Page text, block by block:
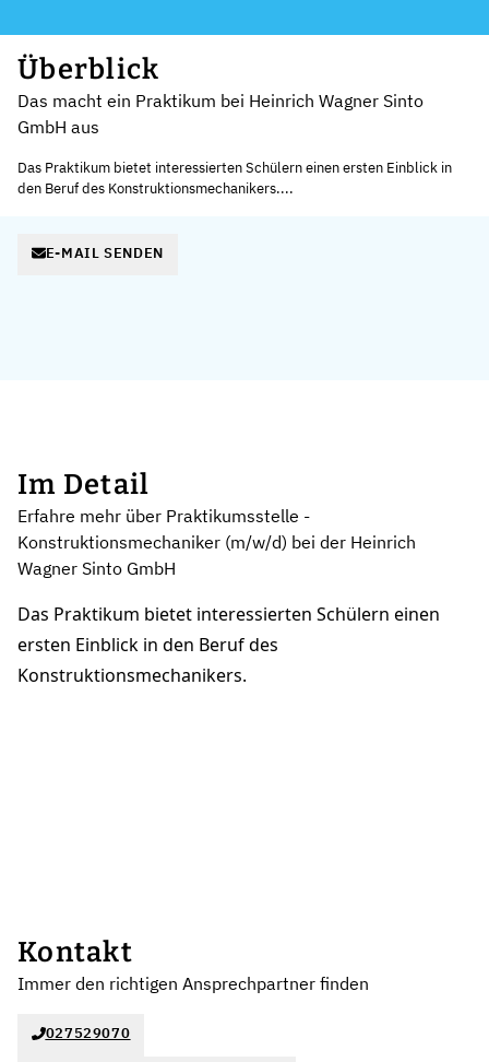
Überblick
Das macht ein Praktikum bei Heinrich Wagner Sinto
GmbH aus
Das Praktikum bietet interessierten Schülern einen ersten Einblick in
den Beruf des Konstruktionsmechanikers....
E-MAIL SENDEN
Im Detail
Erfahre mehr über Praktikumsstelle -
Konstruktionsmechaniker (m/w/d) bei der Heinrich
Wagner Sinto GmbH
Das Praktikum bietet interessierten Schülern einen
ersten Einblick in den Beruf des
Konstruktionsmechanikers.
Kontakt
Immer den richtigen Ansprechpartner finden
027529070